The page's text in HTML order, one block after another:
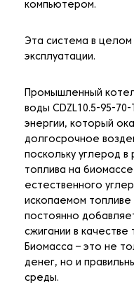
компьютером.
Эта система в
эксплуатации.
Промышленный
воды CDZL10.5-95-
энергии, который
долгосрочное
поскольку углерод в
топлива на
естественного
ископаемом
постоянно
сжигании в
Биомасса – это не
денег, но и
среды.